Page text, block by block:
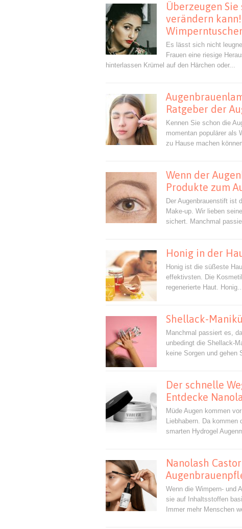
Überzeugen
verändern
Es lässt sich nicht
Frauen eine riesige
hinterlassen Krümel auf den Härchen oder...
Ratgeber der
Kennen Sie schon die
momentan populärer als
zu Hause machen
Wenn der
Produkte zum
Der Augenbrauenstift ist
Make-up. Wir lieben
sichert. Manchmal
Honig in der
Honig ist die süßeste
effektivsten. Die
regenerierte Haut.
Shellack-
Manchmal passiert es,
unbedingt die Shellack-
keine Sorgen und gehen
Der schnelle
Entdecke
Müde Augen kommen
Liebhabern. Da kommen
smarten Hydrogel
Nanolash
Wenn die Wimpern- und
sie auf Inhaltsstoffen
Immer mehr Menschen